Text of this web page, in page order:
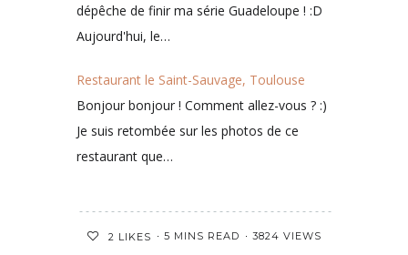
dépêche de finir ma série Guadeloupe ! :D
Aujourd'hui, le…
Restaurant le Saint-Sauvage, Toulouse
Bonjour bonjour ! Comment allez-vous ? :)
Je suis retombée sur les photos de ce
restaurant que…
2 LIKES 5 MINS READ 3824 VIEWS